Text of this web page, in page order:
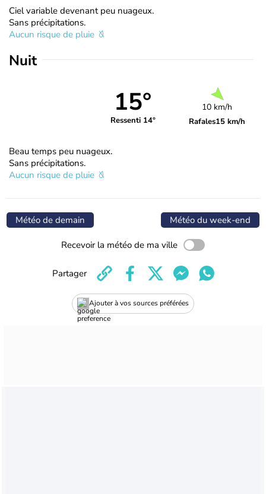
Ciel variable devenant peu nuageux.
Sans précipitations.
Aucun risque de pluie
Nuit
15°
Ressenti 14°
10 km/h
Rafales15 km/h
Beau temps peu nuageux.
Sans précipitations.
Aucun risque de pluie
Météo de demain Météo du week-end
Recevoir la météo de ma ville
Ajouter à vos sources préférées
Partager